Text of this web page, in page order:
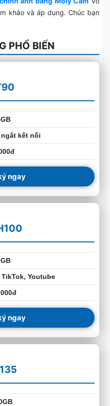
khảo và áp dụng. Chúc bạn
PHỔ BIẾN
kết nối
ngay
Youtube
ngay